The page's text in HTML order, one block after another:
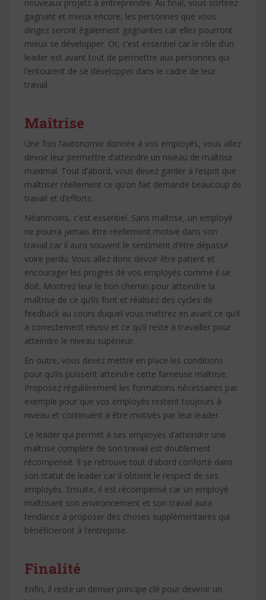
nouveaux projets à entreprendre. Au final, vous sortirez
gagnant et mieux encore, les personnes que vous
dirigez seront également gagnantes car elles pourront
mieux se développer. Or, c’est essentiel car le rôle d’un
leader est avant tout de permettre aux personnes qui
l’entourent de se développer dans le cadre de leur
travail.
Maîtrise
Une fois l’autonomie donnée à vos employés, vous allez
devoir leur permettre d’atteindre un niveau de maîtrise
maximal. Tout d’abord, vous devez garder à l’esprit que
maîtriser réellement ce qu’on fait demande beaucoup de
travail et d’efforts.
Néanmoins, c’est essentiel. Sans maîtrise, un employé
ne pourra jamais être réellement motivé dans son
travail car il aura souvent le sentiment d’être dépassé
voire perdu. Vous allez donc devoir être patient et
encourager les progrès de vos employés comme il se
doit. Montrez leur le bon chemin pour atteindre la
maîtrise de ce qu’ils font et réalisez des cycles de
feedback au cours duquel vous mettrez en avant ce qu’il
a correctement réussi et ce qu’il reste à travailler pour
atteindre le niveau supérieur.
En outre, vous devez mettre en place les conditions
pour qu’ils puissent atteindre cette fameuse maîtrise.
Proposez régulièrement les formations nécessaires par
exemple pour que vos employés restent toujours à
niveau et continuent à être motivés par leur leader.
Le leader qui permet à ses employés d’atteindre une
maîtrise complète de son travail est doublement
récompensé. Il se retrouve tout d’abord conforté dans
son statut de leader car il obtient le respect de ses
employés. Ensuite, il est récompensé car un employé
maîtrisant son environnement et son travail aura
tendance à proposer des choses supplémentaires qui
bénéficieront à l’entreprise.
Finalité
Enfin, il reste un dernier principe clé pour devenir un